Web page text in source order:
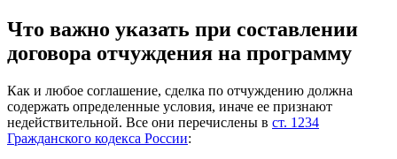
Что важно указать при составлении
договора отчуждения на программу
Как и любое соглашение, сделка по отчуждению должна
содержать определенные условия, иначе ее признают
недействительной. Все они перечислены в ст. 1234
Гражданского кодекса России: